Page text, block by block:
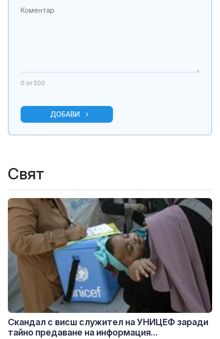
0 от 500
ДОБАВИ
Свят
Скандал с висш служител на УНИЦЕФ заради
тайно предаване на информация...